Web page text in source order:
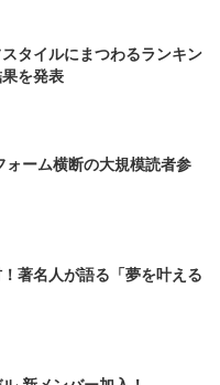
タイルにまつわるランキン
を発表
ーム横断の大規模読者参
著名人が語る「夢を叶える